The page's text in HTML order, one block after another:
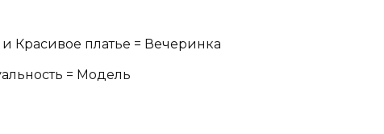
Красивое платье = Вечеринка
= Модель